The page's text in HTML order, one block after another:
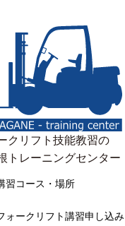
クリフト技能教習の
トレーニングセンター
習コース・場所
ォークリフト講習申し込み